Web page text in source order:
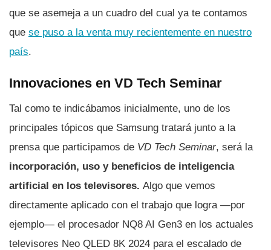
que se asemeja a un cuadro del cual ya te contamos
que se puso a la venta muy recientemente en nuestro
país.
Innovaciones en VD Tech Seminar
Tal como te indicábamos inicialmente, uno de los
principales tópicos que Samsung tratará junto a la
prensa que participamos de VD Tech Seminar, será la
incorporación, uso y beneficios de inteligencia
artificial en los televisores. Algo que vemos
directamente aplicado con el trabajo que logra —por
ejemplo— el procesador NQ8 AI Gen3 en los actuales
televisores Neo QLED 8K 2024 para el escalado de